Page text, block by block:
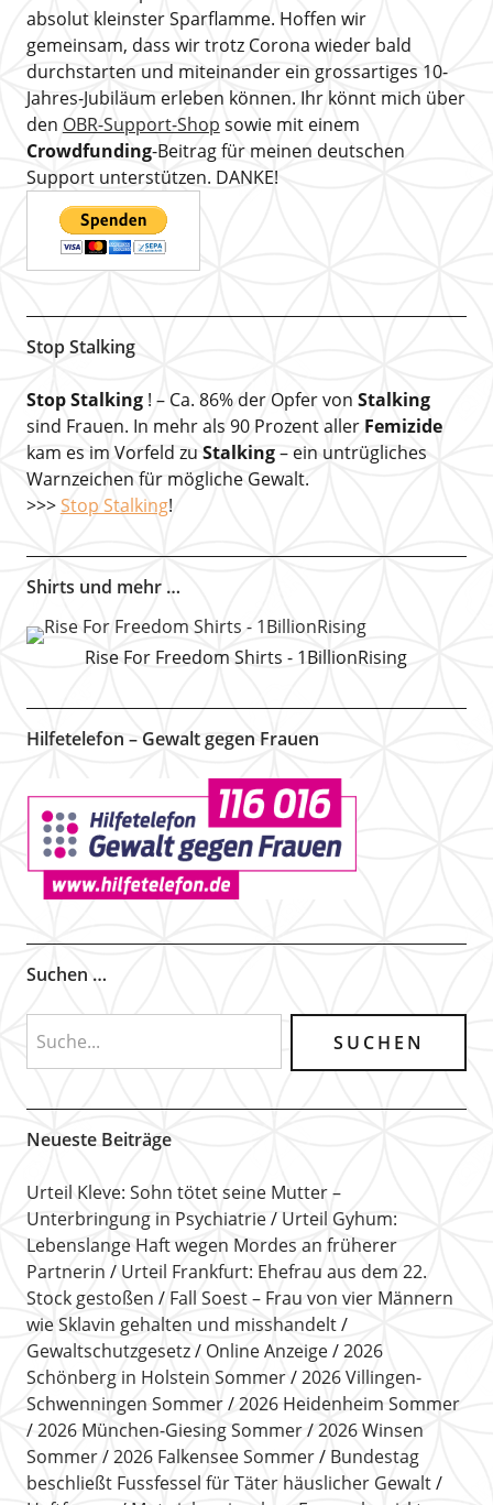
absolut kleinster Sparflamme. Hoffen wir
gemeinsam, dass wir trotz Corona wieder bald
durchstarten und miteinander ein grossartiges 10-
Jahres-Jubiläum erleben können. Ihr könnt mich über
den OBR-Support-Shop sowie mit einem
Crowdfunding-Beitrag für meinen deutschen
Support unterstützen. DANKE!
Stop Stalking
Stop Stalking! – Ca. 86% der Opfer von Stalking
sind Frauen. In mehr als 90 Prozent aller Femizide
kam es im Vorfeld zu Stalking– ein untrügliches
Warnzeichen für mögliche Gewalt.
>>> Stop Stalking!
Shirts und mehr …
Rise For Freedom Shirts - 1BillionRising
Hilfetelefon – Gewalt gegen Frauen
Suchen …
Neueste Beiträge
Urteil Kleve: Sohn tötet seine Mutter –
Unterbringung in Psychiatrie
Urteil Gyhum:
Lebenslange Haft wegen Mordes an früherer
Partnerin
Urteil Frankfurt: Ehefrau aus dem 22.
Stock gestoßen
Fall Soest – Frau von vier Männern
wie Sklavin gehalten und misshandelt
Gewaltschutzgesetz
Online Anzeige
2026
Schönberg in Holstein Sommer
2026 Villingen-
Schwenningen Sommer
2026 Heidenheim Sommer
2026 München-Giesing Sommer
2026 Winsen
Sommer
2026 Falkensee Sommer
Bundestag
beschließt Fussfessel für Täter häuslicher Gewalt